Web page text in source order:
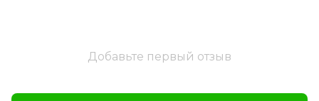
Добавьте первый отзыв